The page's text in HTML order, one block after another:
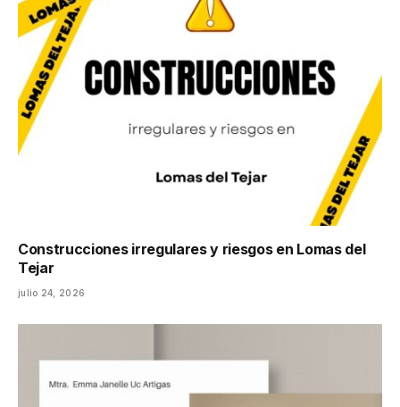
Construcciones irregulares y riesgos en Lomas del
Tejar
julio 24, 2026